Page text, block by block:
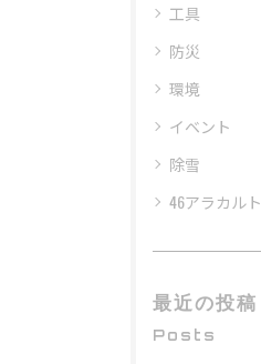
工具
防災
環境
イベント
除雪
46アラカルト
最近の投稿
Posts